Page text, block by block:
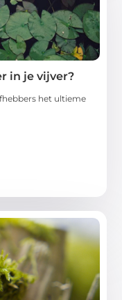
in je vijver?
het ultieme